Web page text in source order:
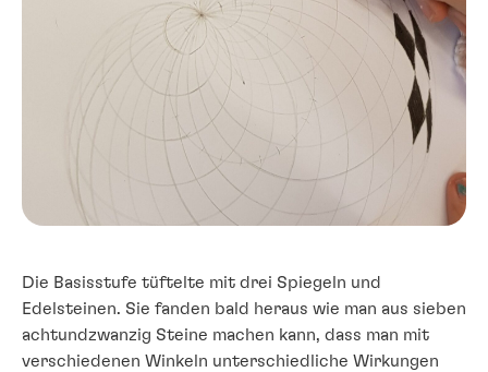
Die Basisstufe tüftelte mit drei Spiegeln und
Edelsteinen. Sie fanden bald heraus wie man aus sieben
achtundzwanzig Steine machen kann, dass man mit
verschiedenen Winkeln unterschiedliche Wirkungen